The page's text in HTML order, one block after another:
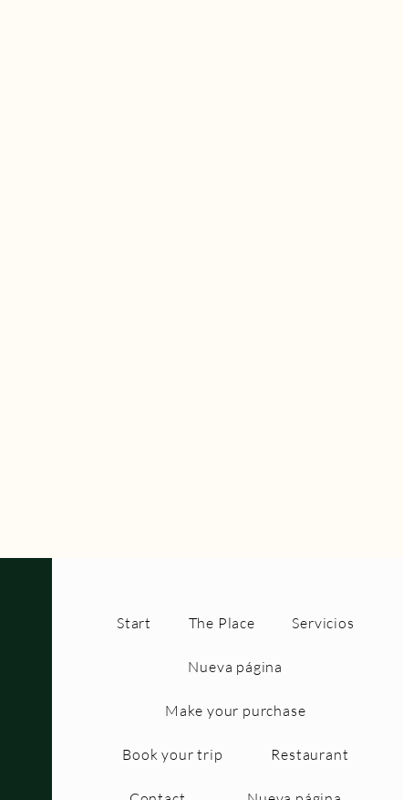
Start The Place Servicios
Nueva página
Make your purchase
Book your trip Restaurant